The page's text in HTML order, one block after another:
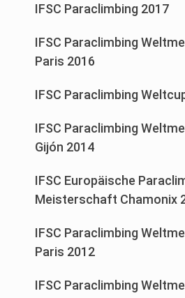
IFSC Paraclimbing 2017
IFSC Paraclimbing
Paris 2016
IFSC Paraclimbing
IFSC Paraclimbing
Gijón 2014
IFSC Europäische
Meisterschaft Chamonix
IFSC Paraclimbing
Paris 2012
IFSC Paraclimbing